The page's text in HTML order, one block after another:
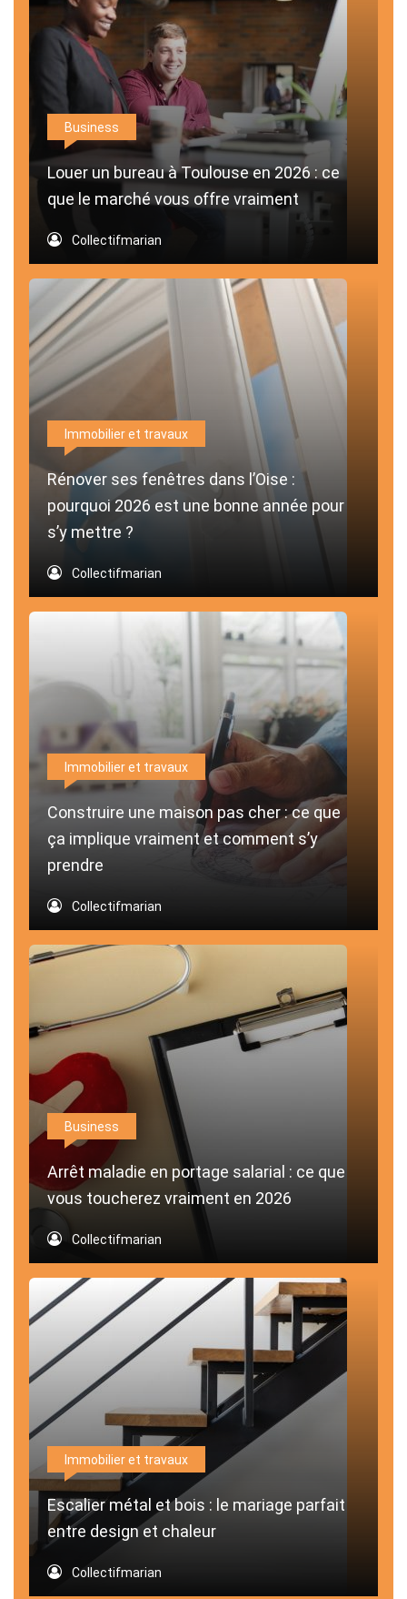
Business
Louer un bureau à Toulouse en 2026 : ce
que le marché vous offre vraiment
Collectifmarian
Immobilier et travaux
Rénover ses fenêtres dans l’Oise :
pourquoi 2026 est une bonne année pour
s’y mettre ?
Collectifmarian
Immobilier et travaux
Construire une maison pas cher : ce que
ça implique vraiment et comment s’y
prendre
Collectifmarian
Business
Arrêt maladie en portage salarial : ce que
vous toucherez vraiment en 2026
Collectifmarian
Immobilier et travaux
Escalier métal et bois : le mariage parfait
entre design et chaleur
Collectifmarian